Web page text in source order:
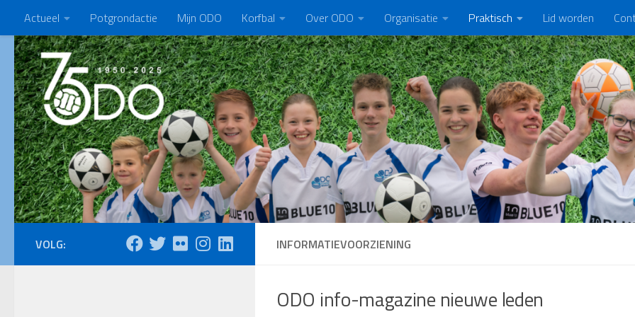
Doorgaan naar inhoud
Actueel Potgrondactie Mijn ODO Korfbal Over ODO Organisatie Praktisch Lid worden
INFORMATIEVOORZIENING
ODO info-magazine nieuwe leden
VOLG: